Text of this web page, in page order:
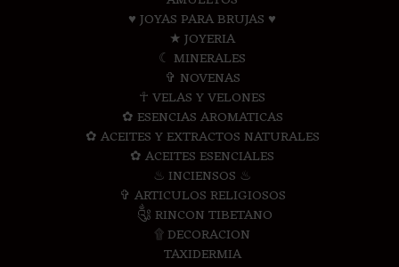
♥ JOYAS PARA BRUJAS ♥
★ JOYERIA
☾ MINERALES
✞ NOVENAS
☥ VELAS Y VELONES
✿ ESENCIAS AROMATICAS
✿ ACEITES Y EXTRACTOS NATURALES
✿ ACEITES ESENCIALES
♨ INCIENSOS ♨
✞ ARTICULOS RELIGIOSOS
༃ RINCON TIBETANO
۩ DECORACION
TAXIDERMIA